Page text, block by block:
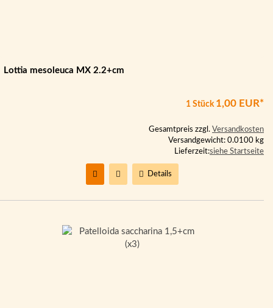
Lottia mesoleuca MX 2.2+cm
1 Stück 1,00 EUR*
Gesamtpreis zzgl. Versandkosten
Versandgewicht: 0.0100 kg
Lieferzeit:siehe Startseite
Details